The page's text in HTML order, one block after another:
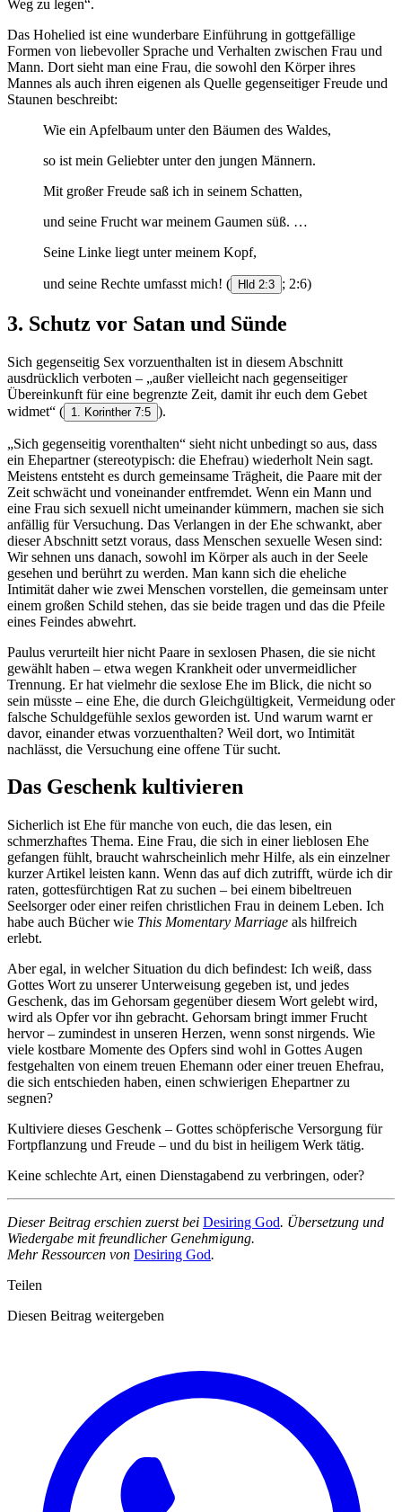
Weg zu legen“.
Das Hohelied ist eine wunderbare Einführung in gottgefällige
Formen von liebevoller Sprache und Verhalten zwischen Frau und
Mann. Dort sieht man eine Frau, die sowohl den Körper ihres
Mannes als auch ihren eigenen als Quelle gegenseitiger Freude und
Staunen beschreibt:
Wie ein Apfelbaum unter den Bäumen des Waldes,
so ist mein Geliebter unter den jungen Männern.
Mit großer Freude saß ich in seinem Schatten,
und seine Frucht war meinem Gaumen süß. …
Seine Linke liegt unter meinem Kopf,
und seine Rechte umfasst mich! ( Hld 2:3 ; 2:6)
3. Schutz vor Satan und Sünde
Sich gegenseitig Sex vorzuenthalten ist in diesem Abschnitt
ausdrücklich verboten – „außer vielleicht nach gegenseitiger
Übereinkunft für eine begrenzte Zeit, damit ihr euch dem Gebet
widmet“ ( 1. Korinther 7:5 ).
„Sich gegenseitig vorenthalten“ sieht nicht unbedingt so aus, dass
ein Ehepartner (stereotypisch: die Ehefrau) wiederholt Nein sagt.
Meistens entsteht es durch gemeinsame Trägheit, die Paare mit der
Zeit schwächt und voneinander entfremdet. Wenn ein Mann und
eine Frau sich sexuell nicht umeinander kümmern, machen sie sich
anfällig für Versuchung. Das Verlangen in der Ehe schwankt, aber
dieser Abschnitt setzt voraus, dass Menschen sexuelle Wesen sind:
Wir sehnen uns danach, sowohl im Körper als auch in der Seele
gesehen und berührt zu werden. Man kann sich die eheliche
Intimität daher wie zwei Menschen vorstellen, die gemeinsam unter
einem großen Schild stehen, das sie beide tragen und das die Pfeile
eines Feindes abwehrt.
Paulus verurteilt hier nicht Paare in sexlosen Phasen, die sie nicht
gewählt haben – etwa wegen Krankheit oder unvermeidlicher
Trennung. Er hat vielmehr die sexlose Ehe im Blick, die nicht so
sein müsste – eine Ehe, die durch Gleichgültigkeit, Vermeidung oder
falsche Schuldgefühle sexlos geworden ist. Und warum warnt er
davor, einander etwas vorzuenthalten? Weil dort, wo Intimität
nachlässt, die Versuchung eine offene Tür sucht.
Das Geschenk kultivieren
Sicherlich ist Ehe für manche von euch, die das lesen, ein
schmerzhaftes Thema. Eine Frau, die sich in einer lieblosen Ehe
gefangen fühlt, braucht wahrscheinlich mehr Hilfe, als ein einzelner
kurzer Artikel leisten kann. Wenn das auf dich zutrifft, würde ich dir
raten, gottesfürchtigen Rat zu suchen – bei einem bibeltreuen
Seelsorger oder einer reifen christlichen Frau in deinem Leben. Ich
habe auch Bücher wie This Momentary Marriage als hilfreich
erlebt.
Aber egal, in welcher Situation du dich befindest: Ich weiß, dass
Gottes Wort zu unserer Unterweisung gegeben ist, und jedes
Geschenk, das im Gehorsam gegenüber diesem Wort gelebt wird,
wird als Opfer vor ihn gebracht. Gehorsam bringt immer Frucht
hervor – zumindest in unseren Herzen, wenn sonst nirgends. Wie
viele kostbare Momente des Opfers sind wohl in Gottes Augen
festgehalten von einem treuen Ehemann oder einer treuen Ehefrau,
die sich entschieden haben, einen schwierigen Ehepartner zu
segnen?
Kultiviere dieses Geschenk – Gottes schöpferische Versorgung für
Fortpflanzung und Freude – und du bist in heiligem Werk tätig.
Keine schlechte Art, einen Dienstagabend zu verbringen, oder?
Dieser Beitrag erschien zuerst bei Desiring God. Übersetzung und
Wiedergabe mit freundlicher Genehmigung.
Mehr Ressourcen von Desiring God.
Teilen
Diesen Beitrag weitergeben